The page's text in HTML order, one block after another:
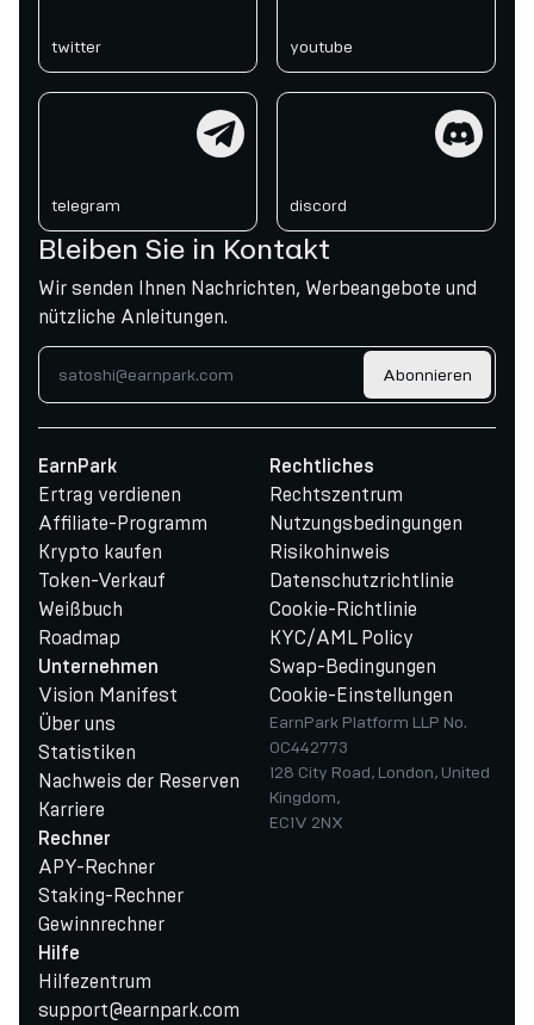
twitter youtube
telegram discord
Bleiben Sie in Kontakt
Wir senden Ihnen Nachrichten, Werbeangebote und
nützliche Anleitungen.
Abonnieren
EarnPark
Ertrag verdienen
Affiliate-Programm
Krypto kaufen
Token-Verkauf
Weißbuch
Roadmap
Unternehmen
Vision Manifest
Über uns
Statistiken
Nachweis der Reserven
Karriere
Rechner
APY-Rechner
Staking-Rechner
Gewinnrechner
Hilfe
Hilfezentrum
support@earnpark.com
Rechtliches
Rechtszentrum
Nutzungsbedingungen
Risikohinweis
Datenschutzrichtlinie
Cookie-Richtlinie
KYC/AML Policy
Swap-Bedingungen
Cookie-Einstellungen
EarnPark Platform LLP No.
OC442773
128 City Road, London, United
Kingdom,
EC1V 2NX